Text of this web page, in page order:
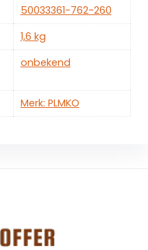
‎50033361-762-260
‎1,6 kg
‎onbekend
Merk: PLMKO